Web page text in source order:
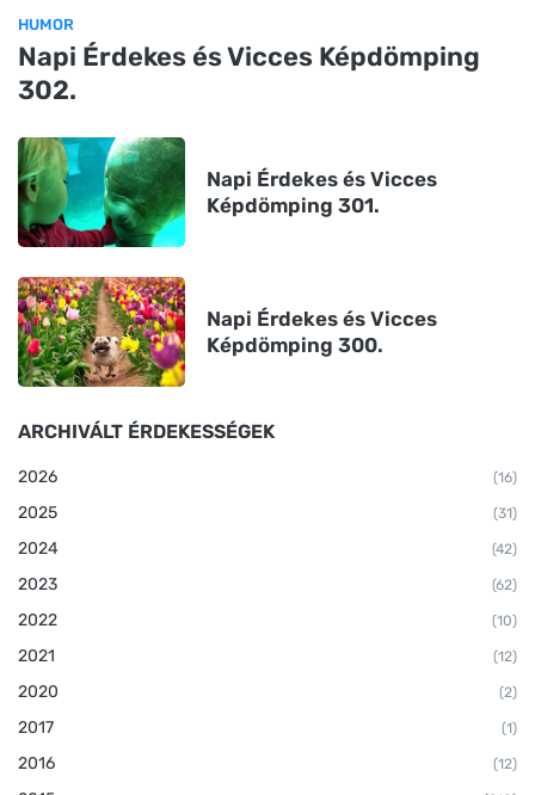
HUMOR
Napi Érdekes és Vicces Képdömping
302.
Napi Érdekes és Vicces
Képdömping 301.
Napi Érdekes és Vicces
Képdömping 300.
ARCHIVÁLT ÉRDEKESSÉGEK
2026 (16)
2025 (31)
2024 (42)
2023 (62)
2022 (10)
2021 (12)
2020 (2)
2017 (1)
2016 (12)